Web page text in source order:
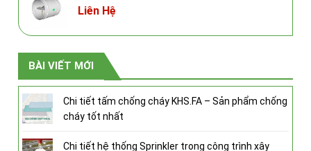
Liên Hệ
BÀI VIẾT MỚI
Chi tiết tấm chống cháy KHS.FA – Sản phẩm chống
cháy tốt nhất
Chi tiết hệ thống Sprinkler trong công trình xây